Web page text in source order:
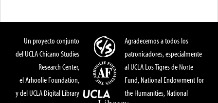
Un proyecto conjunto
del UCLA Chicano Studies
Research Center,
el Arhoolie Foundation,
y del UCLA Digital Library
Agradecemos a todos los
patronicadores, especialmente
al UCLA Los Tigres de Norte
Fund, National Endowment for
the Humanities, National